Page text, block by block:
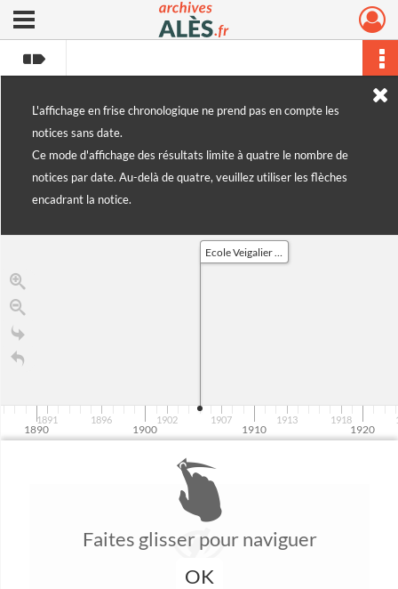
Archives municipales d'Alès
Ouvrir le menu déroulant
L'affichage en frise chronologique ne prend pas en compte les
notices sans date.
Ce mode d'affichage des résultats limite à quatre le nombre de
notices par date. Au-delà de quatre, veuillez utiliser les flèches
encadrant la notice.
Ecole Veigalier : création d'une nouvelle classe
1890 1900 1910 1920
1891 1896 1902 1907 1913 1918
Faites glisser pour naviguer
OK